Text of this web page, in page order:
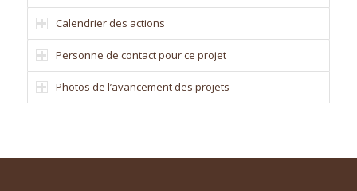
Calendrier des actions
Personne de contact pour ce projet
Photos de l’avancement des projets